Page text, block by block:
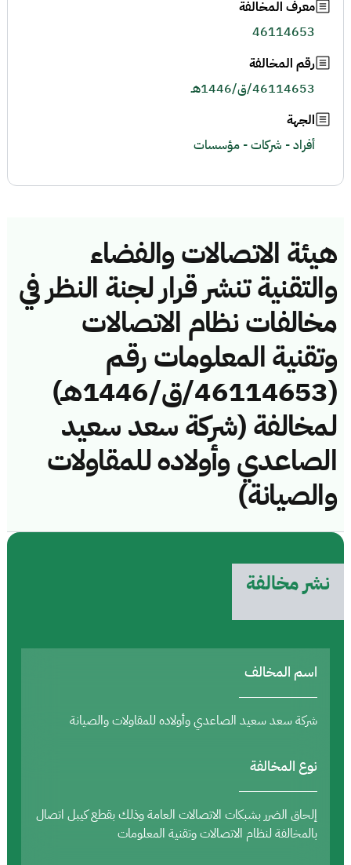
هيئة الاتصالات والفضاء
والتقنية تنشر قرار لجنة النظر في
مخالفات نظام الاتصالات
وتقنية المعلومات رقم
(46114653/ق/1446هـ)
لمخالفة (شركة سعد سعيد
الصاعدي وأولاده للمقاولات
والصيانة)
نشر مخالفة
اسم المخالف
شركة سعد سعيد الصاعدي وأولاده للمقاولات والصيانة
نوع المخالفة
إلحاق الضرر بشبكات الاتصالات العامة وذلك بقطع كيبل اتصال
بالمخالفة لنظام الاتصالات وتقنية المعلومات
معرف المخالفة
46114653
رقم المخالفة
46114653/ق/1446هـ
الجهة
أفراد - شركات - مؤسسات